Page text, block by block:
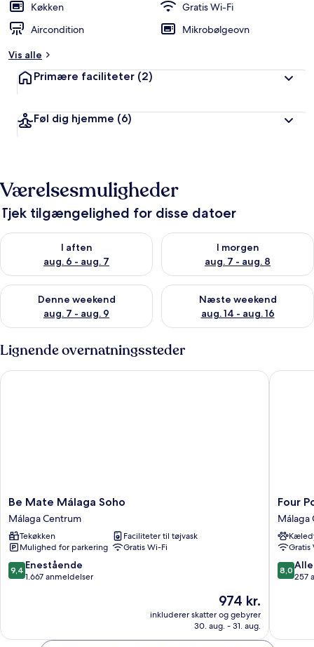
Køkken
Gratis Wi-Fi
Aircondition
Mikrobølgeovn
Vis alle
Primære faciliteter (2)
Føl dig hjemme (6)
Værelsesmuligheder
Tjek tilgængelighed for disse datoer
I aften
aug. 6 - aug. 7
Tjek tilgængelighed for i aften aug. 6 - aug. 7
I morgen
aug. 7 - aug. 8
Tjek tilgængelighed for i
Denne weekend
aug. 7 - aug. 9
Tjek tilgængelighed for denne weekend aug. 7 - aug. 9
Næste weekend
aug. 14 - aug. 16
Tjek tilgængelighed for næste
Lignende overnatningssteder
Be
Mate
Málaga
Soho
Málaga
Centrum
Be Mate Málaga Soho
Málaga Centrum
Tekøkken
Faciliteter til tøjvask
Mulighed for parkering
Gratis Wi-Fi
9.4
ud
anmeldelser
9,4 Enestående
1.667 anmeldelser
Prisen
974 kr.
974 kr.
inkluderer skatter og gebyrer
30. aug. - 31. aug.
Be Mate Málaga Soho
Four
Points
Flex
by
Malaga
Centre
Four
Málaga
Gratis
8.0
ud
8,0
257
Four